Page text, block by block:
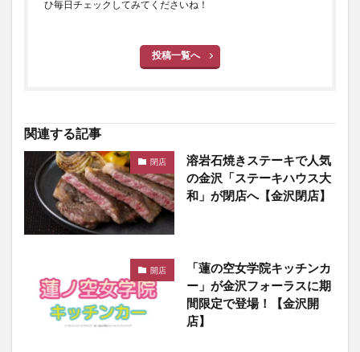
ひ毎日チェックしてみてくださいね！
投稿一覧へ
関連する記事
閉店
溶岩石焼きステーキで人気
の金沢「ステーキハウス大
和」が閉店へ【金沢閉店】
開店
「蓮の空女学院キッチンカ
ー」が金沢フォーラスに期
間限定で登場！【金沢開
店】